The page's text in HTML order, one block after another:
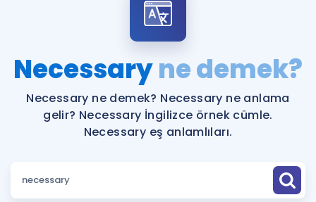
Şifremi Hatırlamıyorum
ÜYE DEĞİLİM
Remzi Hoca ile seni sınava hazırlayacak onlarca eğitim seni
bekliyor!
Faydalı Araçlar
Sözlük
Hakkımızda
Necessaryne demek?
Necessary ne demek? Necessary ne anlama
gelir? Necessary İngilizce örnek cümle.
Necessary eş anlamlıları.